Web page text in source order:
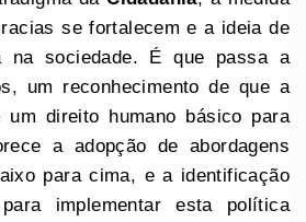
se fortalecem e a ideia de
na sociedade. É que passa a
um reconhecimento de que a
um direito humano básico para
a adopção de abordagens
para cima, e a identificação
implementar esta política